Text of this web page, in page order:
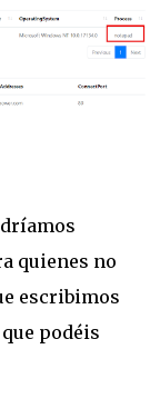
quienes no
escribimos
podéis